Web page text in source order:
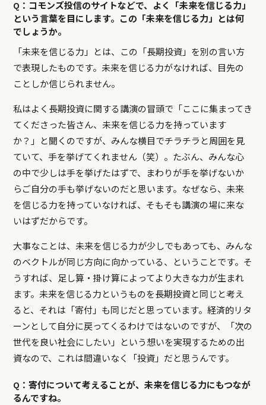
Q：コモンズ投信のサイトなどで、よく「未来を信じる力」
という言葉を目にします。この「未来を信じる力」とは何
でしょうか。
「未来を信じる力」とは、この「長期投資」を別の言い方
で表現したものです。未来を信じる力がなければ、目先の
ことしか信じられません。
私はよく長期投資に関する講演の冒頭で「ここに集まってき
てくださった皆さん、未来を信じる力を持っています
か？」と聞くのですが、みんな横目でチラチラと周囲を見
ていて、手を挙げてくれません（笑）。たぶん、みんな心
の中で少しは手を挙げたはずで、まわりが手を挙げないか
らご自分の手も挙げないのだと思います。なぜなら、未来
を信じる力を持っていなければ、そもそも講演の場に来な
いはずだからです。
大事なことは、未来を信じる力が少しでもあっても、みんな
のベクトルが同じ方向に向かっている、ということです。そ
うすれば、足し算・掛け算によってより大きな力が生まれ
ます。未来を信じる力というものを長期投資と同じと考え
ると、それは「寄付」も同じだと思っています。経済的リタ
ーンとして自分に戻ってくるわけではないのですが、「次の
世代を良い社会にしたい」という想いを実現するための出
資なので、これは間違いなく「投資」だと思うんです。
Q：寄付について考えることが、未来を信じる力にもつなが
るんですね。